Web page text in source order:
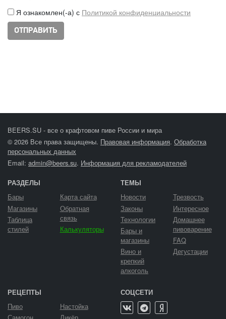
Я ознакомлен(-а) с Политикой конфиденциальности
BEERS.SU - все о крафтовом пиве России и мира
© 2026 Все права защищены. Правовая информация. Обработка
персональных данных
Email: admin@beers.su. Информация для рекламодателей
РАЗДЕЛЫ
Бары
Магазины
Таблица
стилей
Карта сайта
Обратная
связь
Калькуляторы
ТЕМЫ
Новости
Законы
Технологии
Бары и
магазины
Вино и
крепкий
алкоголь
Трезвость
Интересное
Домашнее
пивоварение
FAQ
Дегустации
РЕЦЕПТЫ
Пиво
Настойка
СОЦСЕТИ